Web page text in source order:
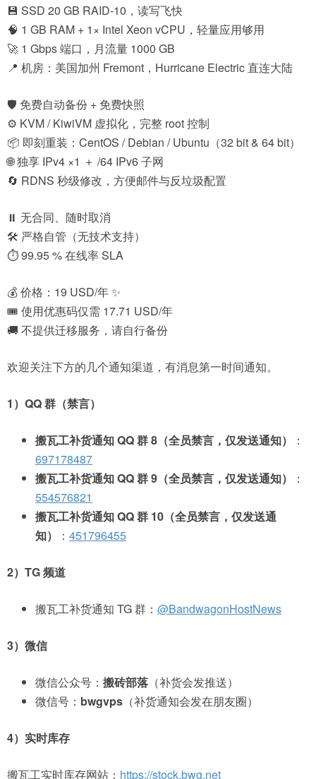
💾 SSD 20 GB RAID-10，读写飞快
🧠 1 GB RAM + 1× Intel Xeon vCPU，轻量应用够用
🚀 1 Gbps 端口，月流量 1000 GB
📍 机房：美国加州 Fremont，Hurricane Electric 直连大陆
🛡️ 免费自动备份 + 免费快照
⚙️ KVM / KiwiVM 虚拟化，完整 root 控制
📦 即刻重装：CentOS / Debian / Ubuntu（32 bit & 64 bit）
🌐 独享 IPv4 ×1 ＋ /64 IPv6 子网
🔄 RDNS 秒级修改，方便邮件与反垃圾配置
⏸️ 无合同、随时取消
🛠️ 严格自管（无技术支持）
⏱️ 99.95 % 在线率 SLA
💰 价格：19 USD/年 ✨
🎟️ 使用优惠码仅需 17.71 USD/年
🚚 不提供迁移服务，请自行备份
欢迎关注下方的几个通知渠道，有消息第一时间通知。
1）QQ 群（禁言）
搬瓦工补货通知 QQ 群 8（全员禁言，仅发送通知）
：
697178487
搬瓦工补货通知 QQ 群 9（全员禁言，仅发送通知）
：
554576821
搬瓦工补货通知 QQ 群 10（全员禁言，仅发送通
知）
： 451796455
2）TG 频道
搬瓦工补货通知 TG 群： @BandwagonHostNews
3）微信
微信公众号： 搬砖部落 （补货会发推送）
微信号： bwgvps （补货通知会发在朋友圈）
4）实时库存
搬瓦工实时库存网站： https://stock.bwg.net